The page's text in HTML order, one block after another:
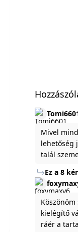
Mivel
lehetőség
talál
Ez a 8
rólad
kielégítő
ráér a